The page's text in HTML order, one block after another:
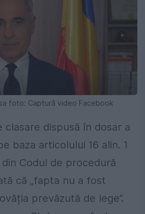
foto: Captură video Facebook
clasare dispusă în dosar a
baza articolului 16 alin. 1
Codul de procedură
că „fapta nu a fost
prevăzută de lege”.